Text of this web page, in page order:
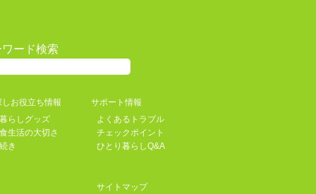
ード検索
お役立ち情報
らしグッズ
生活の大切さ
き
サポート情報
よくあるトラブル
チェックポイント
ひとり暮らしQ&A
サイトマップ